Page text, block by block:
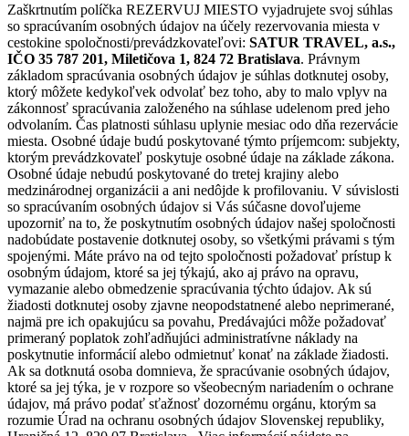
Zaškrtnutím políčka REZERVUJ MIESTO vyjadrujete svoj súhlas
so spracúvaním osobných údajov na účely rezervovania miesta v
cestokine spoločnosti/prevádzkovateľovi: SATUR TRAVEL, a.s.,
IČO 35 787 201, Miletičova 1, 824 72 Bratislava. Právnym
základom spracúvania osobných údajov je súhlas dotknutej osoby,
ktorý môžete kedykoľvek odvolať bez toho, aby to malo vplyv na
zákonnosť spracúvania založeného na súhlase udelenom pred jeho
odvolaním. Čas platnosti súhlasu uplynie mesiac odo dňa rezervácie
miesta. Osobné údaje budú poskytované týmto príjemcom: subjekty,
ktorým prevádzkovateľ poskytuje osobné údaje na základe zákona.
Osobné údaje nebudú poskytované do tretej krajiny alebo
medzinárodnej organizácii a ani nedôjde k profilovaniu. V súvislosti
so spracúvaním osobných údajov si Vás súčasne dovoľujeme
upozorniť na to, že poskytnutím osobných údajov našej spoločnosti
nadobúdate postavenie dotknutej osoby, so všetkými právami s tým
spojenými. Máte právo na od tejto spoločnosti požadovať prístup k
osobným údajom, ktoré sa jej týkajú, ako aj právo na opravu,
vymazanie alebo obmedzenie spracúvania týchto údajov. Ak sú
žiadosti dotknutej osoby zjavne neopodstatnené alebo neprimerané,
najmä pre ich opakujúcu sa povahu, Predávajúci môže požadovať
primeraný poplatok zohľadňujúci administratívne náklady na
poskytnutie informácií alebo odmietnuť konať na základe žiadosti.
Ak sa dotknutá osoba domnieva, že spracúvanie osobných údajov,
ktoré sa jej týka, je v rozpore so všeobecným nariadením o ochrane
údajov, má právo podať sťažnosť dozornému orgánu, ktorým sa
rozumie Úrad na ochranu osobných údajov Slovenskej republiky,